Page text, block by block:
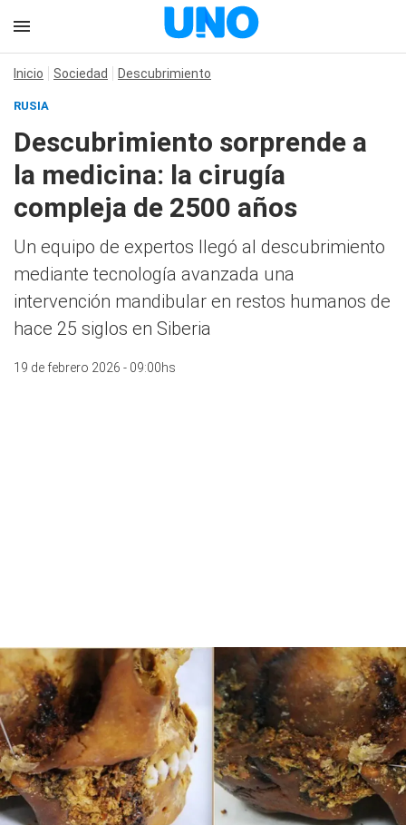
Inicio Sociedad Descubrimiento
RUSIA
Descubrimiento sorprende a
la medicina: la cirugía
compleja de 2500 años
Un equipo de expertos llegó al descubrimiento
mediante tecnología avanzada una
intervención mandibular en restos humanos de
hace 25 siglos en Siberia
19 de febrero 2026 - 09:00hs